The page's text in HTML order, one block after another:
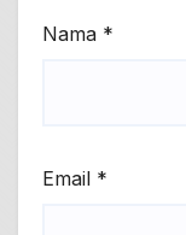
Nama *
Email *